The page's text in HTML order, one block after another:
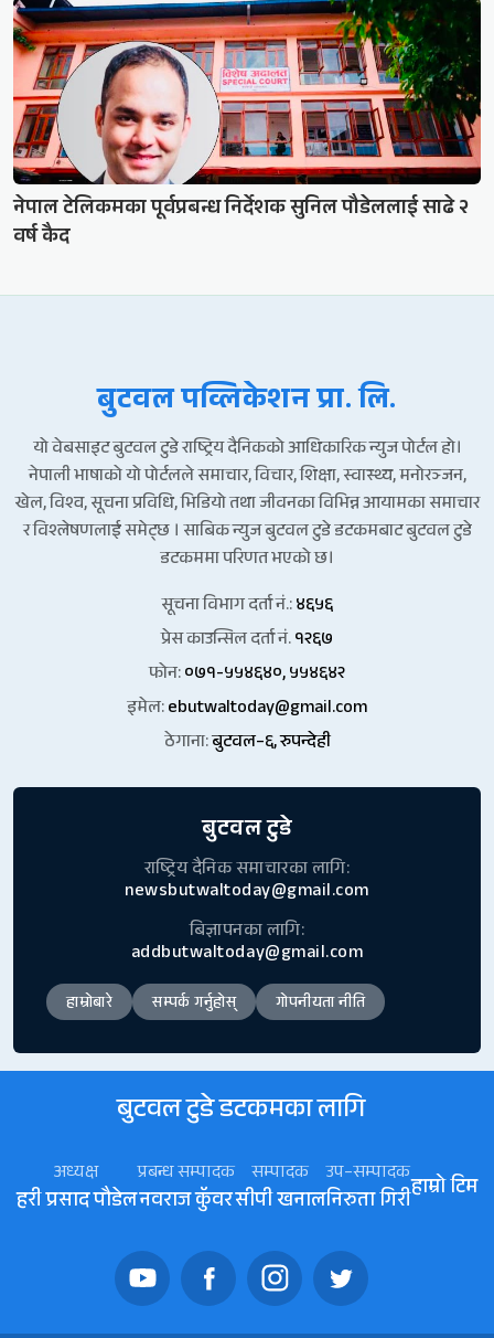
नेपाल टेलिकमका पूर्वप्रबन्ध निर्देशक सुनिल पौडेललाई साढे २
वर्ष कैद
बुटवल पव्लिकेशन प्रा. लि.
यो वेबसाइट बुटवल टुडे राष्ट्रिय दैनिकको आधिकारिक न्युज पोर्टल हो।
नेपाली भाषाको यो पोर्टलले समाचार, विचार, शिक्षा, स्वास्थ्य, मनोरञ्जन,
खेल, विश्व, सूचना प्रविधि, भिडियो तथा जीवनका विभिन्न आयामका समाचार
र विश्लेषणलाई समेट्छ । साबिक न्युज बुटवल टुडे डटकमबाट बुटवल टुडे
डटकममा परिणत भएको छ।
सूचना विभाग दर्ता नं.:४६५६
प्रेस काउन्सिल दर्ता नं.१२६७
फोन:०७१-५५४६४०, ५५४६४२
इमेल:ebutwaltoday@gmail.com
ठेगाना:बुटवल–६, रुपन्देही
बुटवल टुडे
राष्ट्रिय दैनिक समाचारका लागि:
newsbutwaltoday@gmail.com
बिज्ञापनका लागि:
addbutwaltoday@gmail.com
हाम्रोबारे सम्पर्क गर्नुहोस् गोपनीयता नीति
बुटवल टुडे डटकमका लागि
अध्यक्ष
हरी प्रसाद पौडेल
प्रबन्ध सम्पादक
नवराज कॅुवर
सम्पादक
सीपी खनाल
उप–सम्पादक
निरुता गिरीहाम्रो टिम